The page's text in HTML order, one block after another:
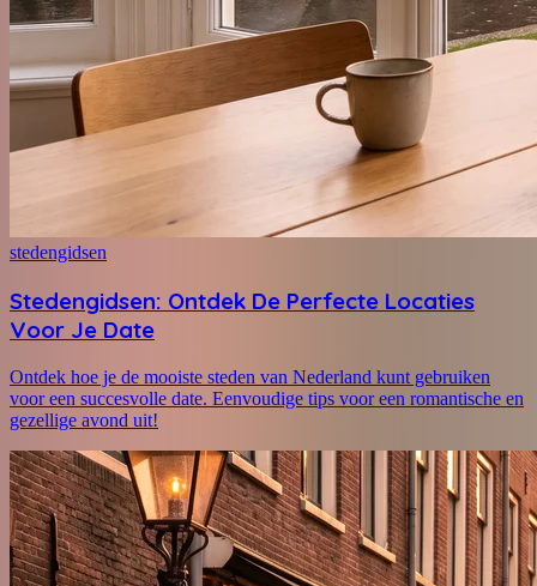
stedengidsen
Stedengidsen: Ontdek De Perfecte Locaties
Voor Je Date
Ontdek hoe je de mooiste steden van Nederland kunt gebruiken
voor een succesvolle date. Eenvoudige tips voor een romantische en
gezellige avond uit!